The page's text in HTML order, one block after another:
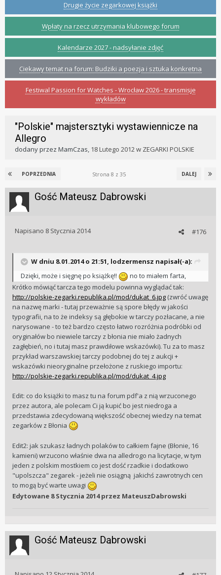
Drugie życie zegarkowej książki
Wpłaty na rzecz utrzymania klubowego forum
Kalendarze 2027 - nadsyłanie zdjęć
Ciekawy temat na forum: Budziki a poezja i sztuka konkretna
Festiwal Passion for Watches - Wrocław 2026 - transmisje
wykładów
"Polskie" majstersztyki wystawiennicze na
Allegro
dodany przez MamCzas, 18 Lutego 2012w ZEGARKI POLSKIE
POPRZEDNIA DALEJ
Strona 8 z 35
Gość Mateusz Dąbrowski
#176
Napisano 8 Stycznia 2014
W dniu 8.01.2014 o 21:51, lodzermensz napisał(-a):
Dzięki, może i sięgnę po książkę!!
no to miałem farta,
Krótko mówiąć tarcza tego modelu powinna wyglądać tak:
http://polskie-zegarki.republika.pl/mod/dukat_6.jpg (zwróć uwagę
na nazwę marki - tutaj przeważnie są spore błędy w jakości
typografii, na to że indeksy są głębokie w tarczy pozłacane, a nie
narysowane - to też bardzo często łatwo rozróżnia podróbki od
oryginałów bo niewiele tarczy z błonia nie miało żadnych
zagłębień, no i tutaj masz prawdiłowe wskazówki). Tu za to masz
przykład warszawskiej tarczy podobnej do tej z aukcji +
wskazówki nieoryginalne przełożone z ruskiego importu:
http://polskie-zegarki.republika.pl/mod/dukat_4.jpg
Edit: co do książki to masz tu na forum pdf'a z nią wrzuconego
przez autora, ale polecam Ci ją kupić bo jest niedroga a
przedstawia zdecydowaną większość obecnej wiedzy na temat
zegarków z Błonia
Edit2: jak szukasz ładnych polaków to całkiem fajne (Błonie, 16
kamieni) wrzucono właśnie dwa na alledrogo na licytacje, w tym
jeden z polskim mostkiem co jest dość rzadkie i dodatkowo
"upolszcza" zegarek - jeżeli nie osiągną jakichś zawrotnych cen
to mogą być warte uwagi
Edytowane 8 Stycznia 2014przez MateuszDabrowski
Gość Mateusz Dąbrowski